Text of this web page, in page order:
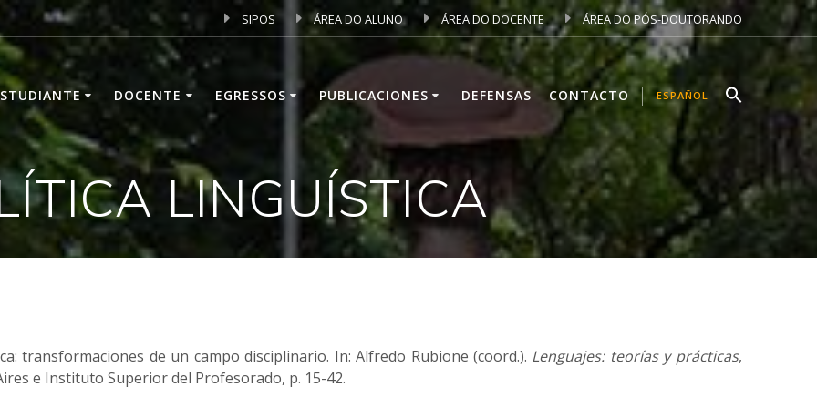
SIPOS ÁREA DO ALUNO ÁREA DO DOCENTE ÁREA DO PÓS-DOUTORANDO
DOCENTE EGRESSOS PUBLICACIONES DEFENSAS CONTACTO ESPAÑOL
LINGUÍSTICA
transformaciones de un campo disciplinario. In: Alfredo Rubione (coord.). Lenguajes: teorías y prácticas,
e Instituto Superior del Profesorado, p. 15-42.